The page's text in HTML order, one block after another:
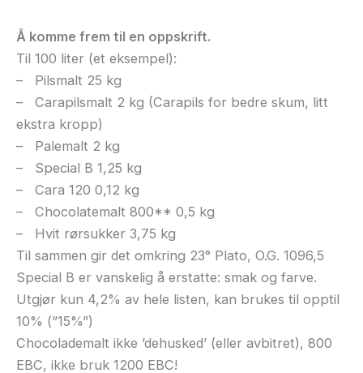
Å komme frem til en oppskrift.
Til 100 liter (et eksempel):
– Pilsmalt 25 kg
– Carapilsmalt 2 kg (Carapils for bedre skum, litt
ekstra kropp)
– Palemalt 2 kg
– Special B 1,25 kg
– Cara 120 0,12 kg
– Chocolatemalt 800** 0,5 kg
– Hvit rørsukker 3,75 kg
Til sammen gir det omkring 23° Plato, O.G. 1096,5
Special B er vanskelig å erstatte: smak og farve.
Utgjør kun 4,2% av hele listen, kan brukes til opptil
10% (”15%”)
Chocolademalt ikke ’dehusked’ (eller avbitret), 800
EBC, ikke bruk 1200 EBC!